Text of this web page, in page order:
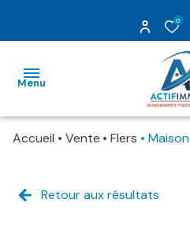
0
Menu
Accueil Vente Flers Maison
Retour aux résultats